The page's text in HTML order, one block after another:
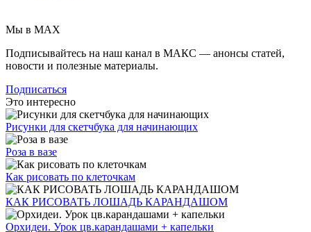
Мы в MAX
Подписывайтесь на наш канал в МАКС — анонсы статей,
новости и полезные материалы.
Подписаться
Это интересно
Рисунки для скетчбука для начинающих
Роза в вазе
Как рисовать по клеточкам
КАК РИСОВАТЬ ЛОШАДЬ КАРАНДАШОМ
Орхидеи. Урок цв.карандашами + капельки